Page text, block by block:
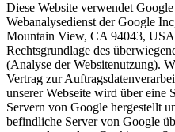
Diese Website verwendet
Webanalysedienst der Google
Mountain View, CA 94043,
Rechtsgrundlage des
(Analyse der Websitenutzung).
Vertrag zur
unserer Webseite wird über eine
Servern von Google hergestellt
befindliche Server von Google